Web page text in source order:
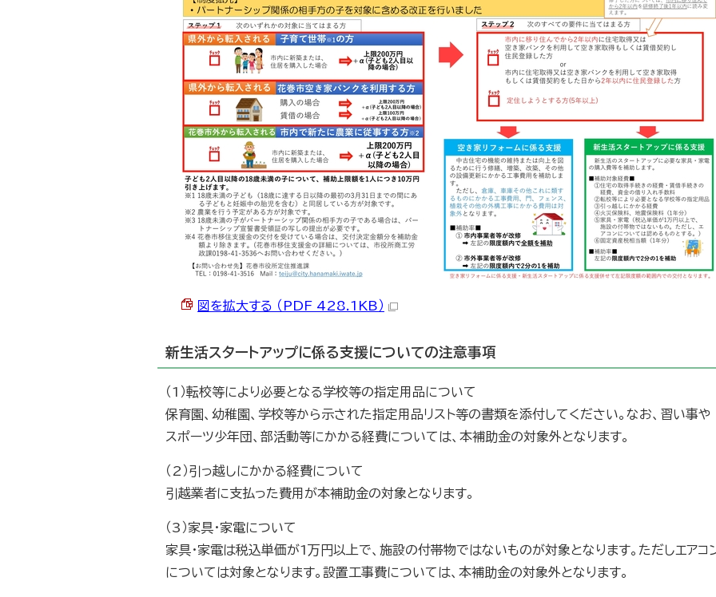
図を拡大する （PDF 428.1KB）
新生活スタートアップに係る支援についての注意事項
（1）転校等により必要となる学校等の指定用品について
保育園、幼稚園、学校等から示された指定用品リスト等の書類を添付してください。なお、習い事や
スポーツ少年団、部活動等にかかる経費については、本補助金の対象外となります。
（2）引っ越しにかかる経費について
引越業者に支払った費用が本補助金の対象となります。
（3）家具・家電について
家具・家電は税込単価が1万円以上で、施設の付帯物ではないものが対象となります。ただしエアコ
については対象となります。設置工事費については、本補助金の対象外となります。